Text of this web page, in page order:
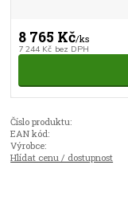
8 765 Kč/ks
7 244 Kč bez DPH
Číslo produktu:
EAN kód:
Výrobce:
Hlídat cenu / dostupnost